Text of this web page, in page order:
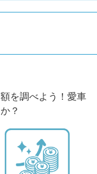
を調べよう！愛車
？